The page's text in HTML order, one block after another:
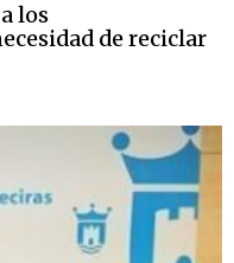
los
de reciclar